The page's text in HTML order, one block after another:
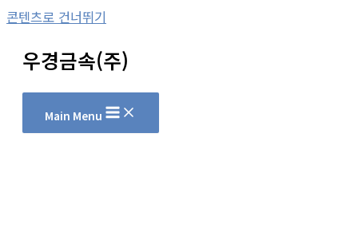
콘텐츠로 건너뛰기
우경금속(주)
Main Menu